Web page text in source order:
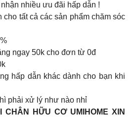
nhiều ưu đãi hấp dẫn !
cho tất cả các sản phẩm chăm sóc
ngay 50k cho đơn từ 0đ
hấp dẫn khác dành cho bạn khi
phải xử lý như nào nhỉ
CHÂN HỮU CƠ UMIHOME XIN